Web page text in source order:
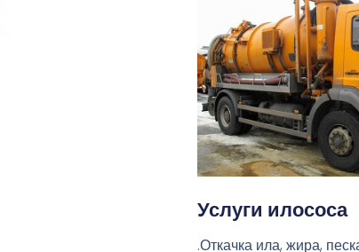
Услуги илососа
.Откачка ила, жира,